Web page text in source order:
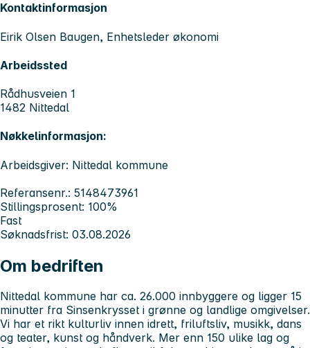
Kontaktinformasjon
Eirik Olsen Baugen, Enhetsleder økonomi
Arbeidssted
Rådhusveien 1
1482 Nittedal
Nøkkelinformasjon:
Arbeidsgiver: Nittedal kommune
Referansenr.: 5148473961
Stillingsprosent: 100%
Fast
Søknadsfrist: 03.08.2026
Om bedriften
Nittedal kommune har ca. 26.000 innbyggere og ligger 15
minutter fra Sinsenkrysset i grønne og landlige omgivelser.
Vi har et rikt kulturliv innen idrett, friluftsliv, musikk, dans
og teater, kunst og håndverk. Mer enn 150 ulike lag og